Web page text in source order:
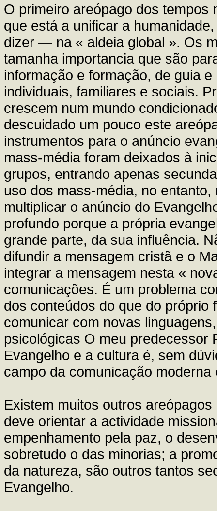
O primeiro areópago dos tempos
que está a unificar a
dizer — na « aldeia global ». Os
tamanha importancia que são
informação e formação, de guia
individuais, familiares e sociais.
crescem num mundo
descuidado um pouco este
instrumentos para o anúncio
mass-média foram deixados à
grupos, entrando apenas
uso dos mass-média, no
multiplicar o anúncio do
profundo porque a própria
grande parte, da sua influência.
difundir a mensagem cristã e o
integrar a mensagem nesta «
comunicações. É um problema
dos conteúdos do que do
comunicar com novas
psicológicas O meu predecessor
Evangelho e a cultura é, sem
campo da comunicação
Existem muitos outros
deve orientar a actividade
empenhamento pela paz, o
sobretudo o das minorias; a
da natureza, são outros tantos
Evangelho.